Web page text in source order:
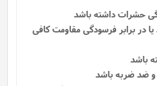
یا در برابر فرسودگی مقاومت کافی